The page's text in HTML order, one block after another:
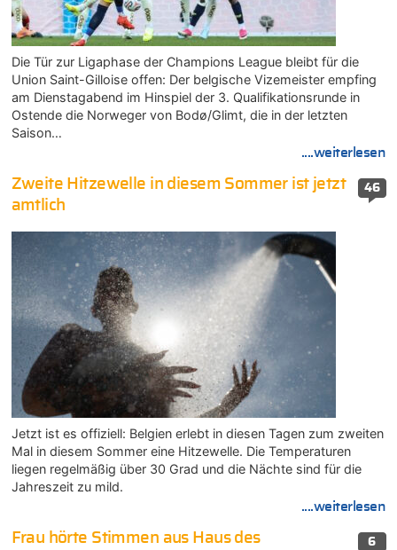
Die Tür zur Ligaphase der Champions League bleibt für die
Union Saint-Gilloise offen: Der belgische Vizemeister empfing
am Dienstagabend im Hinspiel der 3. Qualifikationsrunde in
Ostende die Norweger von Bodø/Glimt, die in der letzten
Saison…
....weiterlesen
46
Zweite Hitzewelle in diesem Sommer ist jetzt
amtlich
Jetzt ist es offiziell: Belgien erlebt in diesen Tagen zum zweiten
Mal in diesem Sommer eine Hitzewelle. Die Temperaturen
liegen regelmäßig über 30 Grad und die Nächte sind für die
Jahreszeit zu mild.
....weiterlesen
6
Frau hörte Stimmen aus Haus des